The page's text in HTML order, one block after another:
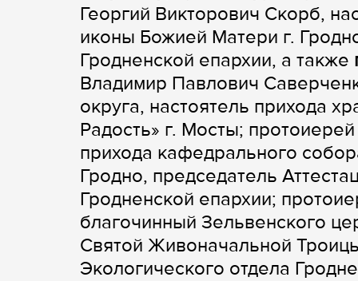
Георгий Викторович Скорб,
иконы Божией Матери г.
Гродненской епархии, а также
Владимир Павлович
округа, настоятель прихода
Радость» г. Мосты;
прихода кафедрального
Гродно, председатель
Гродненской епархии;
благочинный Зельвенского
Святой Живоначальной
Экологического отдела